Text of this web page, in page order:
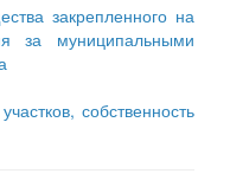
закрепленного на
за муниципальными
собственность